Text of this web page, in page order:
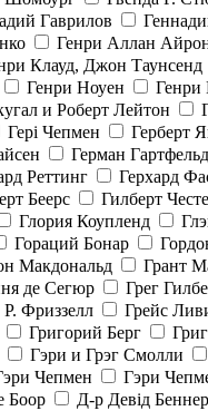
Гаврилов
Генри Аллан
Клауд, Джон Таунсенд
Генри Ноуен Генри
и Роберт Лейтон
Гері Чепмен Герберт
Герман Гартфельд
Реттинг Герхард
Беерс
Гилберт
Глория Коупленд
Гораций Бонар
Макдональд
Грант
де Сегюр Грег
Р. Фриззелл
Грейс
Григорий Берг
Гэри и Грэг Смолли
Чепмен
Гэри
Боор
Д-р Девід Беннер